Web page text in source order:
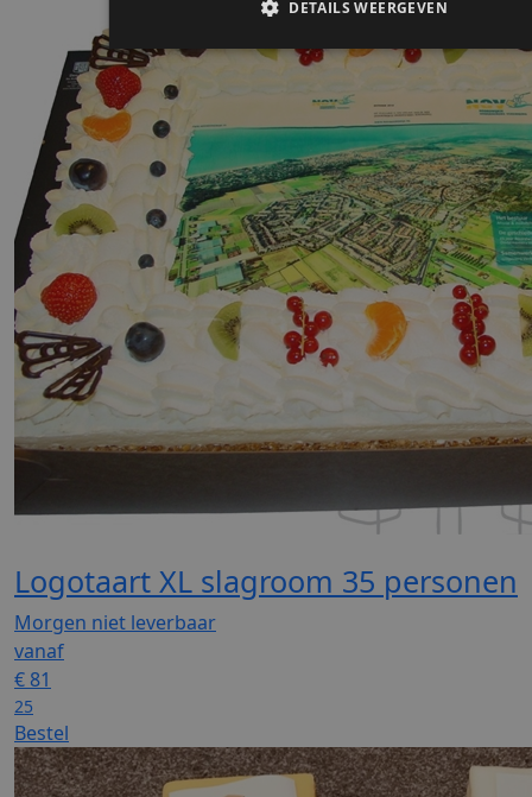
Logotaart XL slagroom 35 personen
Morgen niet leverbaar
vanaf
€ 81
25
Bestel